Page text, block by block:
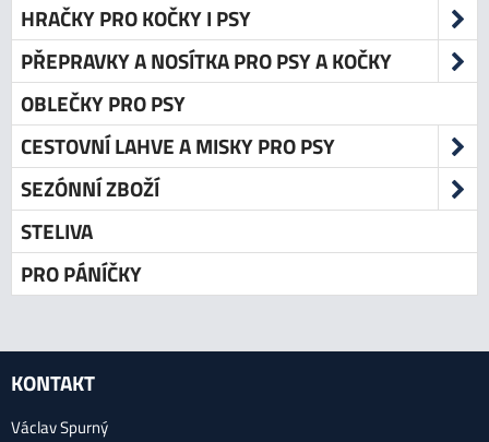
HRAČKY PRO KOČKY I PSY
PŘEPRAVKY A NOSÍTKA PRO PSY A KOČKY
OBLEČKY PRO PSY
CESTOVNÍ LAHVE A MISKY PRO PSY
SEZÓNNÍ ZBOŽÍ
STELIVA
PRO PÁNÍČKY
KONTAKT
Václav Spurný